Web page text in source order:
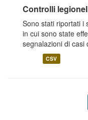
Controlli
Sono stati riportati i
in cui sono state
segnalazioni di casi
CSV